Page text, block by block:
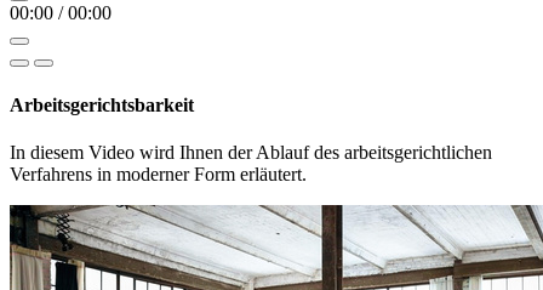
00:00 /00:00
Arbeitsgerichtsbarkeit
In diesem Video wird Ihnen der Ablauf des arbeitsgerichtlichen
Verfahrens in moderner Form erläutert.